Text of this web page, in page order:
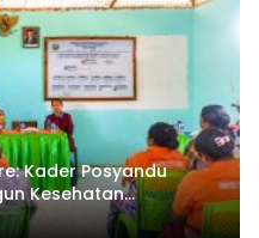
Kader Posyandu
Kesehatan